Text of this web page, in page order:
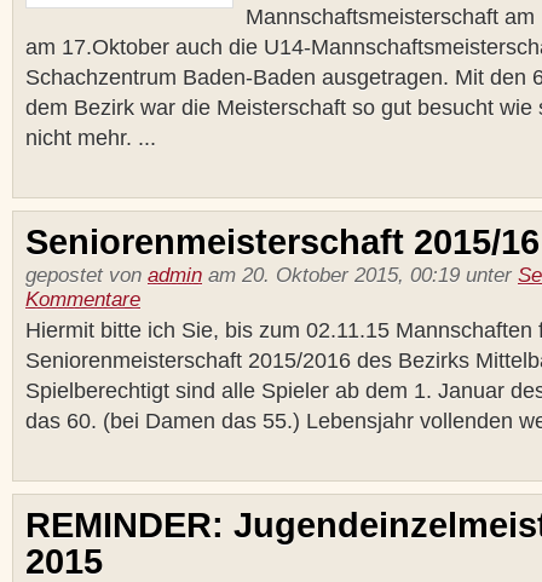
Mannschaftsmeisterschaft
am 17.Oktober auch die U14-
Schachzentrum Baden-Baden ausgetragen. Mit den
dem Bezirk war die Meisterschaft so gut besucht wie
nicht mehr. ...
Seniorenmeisterschaft 2015/16
gepostet von admin am 20. Oktober 2015, 00:19 unter
Kommentare
Hiermit bitte ich Sie, bis zum 02.11.15
Seniorenmeisterschaft 2015/2016 des Bezirks
Spielberechtigt sind alle Spieler ab dem 1. Januar
das 60. (bei Damen das 55.) Lebensjahr vollenden
REMINDER:
2015